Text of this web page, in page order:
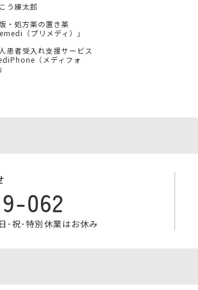
う練太郎
・処方薬の置き薬
（プリメディ）」
患者受入れ支援サービス
（メディフォ
062
･祝･特別休業はお休み